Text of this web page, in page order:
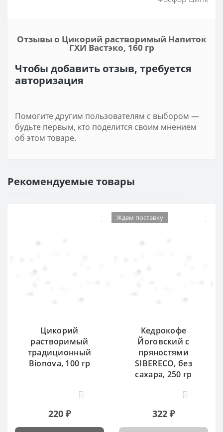
Отзывы о Цикорий растворимый Напиток
ГХИ Вастэко, 160 гр
Чтобы добавить отзыв, требуется
авторизация
Помогите другим пользователям с выбором —
будьте первым, кто поделится своим мнением
об этом товаре.
Рекомендуемые товары
Цикорий
растворимый
традиционный
Bionova, 100 гр
28
220 ₽
Ждем поставку
Кедрокофе
Йоговский с
пряностями
SIBERECO, без
сахара, 250 гр
48
322 ₽